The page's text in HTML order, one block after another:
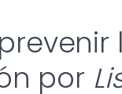
por